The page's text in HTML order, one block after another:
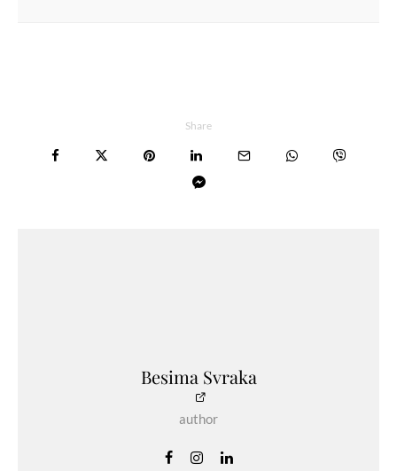
Share
Besima Svraka
author